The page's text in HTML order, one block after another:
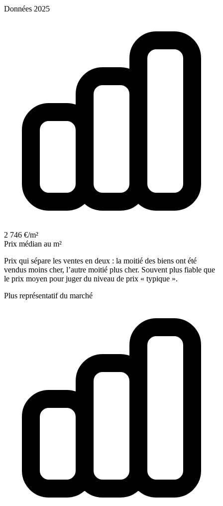
Données 2025
2 746 €/m²
Prix médian au m²
Prix qui sépare les ventes en deux : la moitié des biens ont été
vendus moins cher, l’autre moitié plus cher. Souvent plus fiable que
le prix moyen pour juger du niveau de prix « typique ».
Plus représentatif du marché